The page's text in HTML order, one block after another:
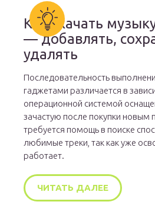
Как скачать
— добавлять,
удалять
Последовательность
гаджетами различается в
операционной системой
зачастую после покупки новым
требуется помощь в поиске
любимые треки, так как уже
работает.
ЧИТАТЬ ДАЛЕЕ